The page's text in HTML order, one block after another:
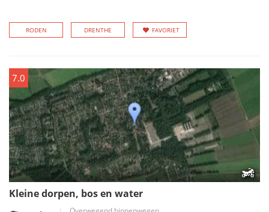
RODEN DRENTHE FAVORIET
7.0
Kleine dorpen, bos en water